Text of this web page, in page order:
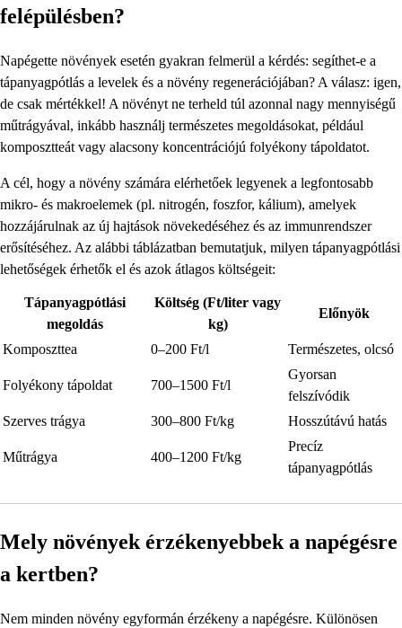
felépülésben?
Napégette növények esetén gyakran felmerül a kérdés: segíthet-e a
tápanyagpótlás a levelek és a növény regenerációjában? A válasz: igen,
de csak mértékkel! A növényt ne terheld túl azonnal nagy mennyiségű
műtrágyával, inkább használj természetes megoldásokat, például
komposztteát vagy alacsony koncentrációjú folyékony tápoldatot.
A cél, hogy a növény számára elérhetőek legyenek a legfontosabb
mikro- és makroelemek (pl. nitrogén, foszfor, kálium), amelyek
hozzájárulnak az új hajtások növekedéséhez és az immunrendszer
erősítéséhez. Az alábbi táblázatban bemutatjuk, milyen tápanyagpótlási
lehetőségek érhetők el és azok átlagos költségeit:
Tápanyagpótlási
megoldás
Költség (Ft/liter vagy
kg)
Előnyök
Komposzttea 0–200 Ft/l Természetes, olcsó
Folyékony tápoldat 700–1500 Ft/l
Gyorsan
felszívódik
Szerves trágya
300–800 Ft/kg Hosszútávú hatás
Műtrágya 400–1200 Ft/kg
Precíz
tápanyagpótlás
Mely növények érzékenyebbek a napégésre
a kertben?
Nem minden növény egyformán érzékeny a napégésre. Különösen